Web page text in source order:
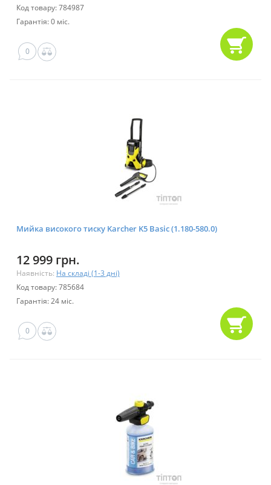
Код товару: 784987
Гарантія: 0 міс.
0
Мийка високого тиску Karcher K5 Basic (1.180-580.0)
12 999 грн.
Наявність: На складі (1-3 дні)
Код товару: 785684
Гарантія: 24 міс.
0